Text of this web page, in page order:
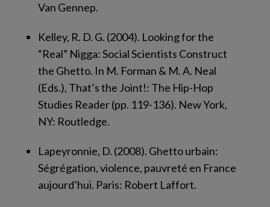
Van Gennep.
Kelley, R. D. G. (2004). Looking for the
“Real” Nigga: Social Scientists Construct
the Ghetto. In M. Forman & M. A. Neal
(Eds.), That’s the Joint!: The Hip-Hop
Studies Reader(pp. 119-136). New York,
NY: Routledge.
Lapeyronnie, D. (2008). Ghetto urbain:
Ségrégation, violence, pauvreté en France
aujourd’hui. Paris: Robert Laffort.